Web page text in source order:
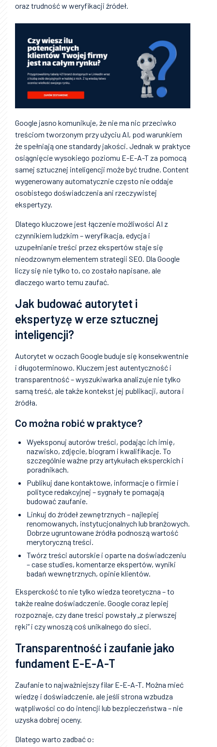
oraz trudność w weryfikacji źródeł.
Google jasno komunikuje, że nie ma nic przeciwko
treściom tworzonym przy użyciu AI, pod warunkiem
że spełniają one standardy jakości. Jednak w praktyce
osiągnięcie wysokiego poziomu E-E-A-T za pomocą
samej sztucznej inteligencji może być trudne. Content
wygenerowany automatycznie często nie oddaje
osobistego doświadczenia ani rzeczywistej
ekspertyzy.
Dlatego kluczowe jest łączenie możliwości AI z
czynnikiem ludzkim – weryfikacja, edycja i
uzupełnianie treści przez ekspertów staje się
nieodzownym elementem strategii SEO. Dla Google
liczy się nie tylko to, co zostało napisane, ale
dlaczego warto temu zaufać.
Jak budować autorytet i
ekspertyzę w erze sztucznej
inteligencji?
Autorytet w oczach Google buduje się konsekwentnie
i długoterminowo. Kluczem jest autentyczność i
transparentność – wyszukiwarka analizuje nie tylko
samą treść, ale także kontekst jej publikacji, autora i
źródła.
Co można robić w praktyce?
Wyeksponuj autorów treści, podając ich imię,
nazwisko, zdjęcie, biogram i kwalifikacje. To
szczególnie ważne przy artykułach eksperckich i
poradnikach.
Publikuj dane kontaktowe, informacje o firmie i
polityce redakcyjnej – sygnały te pomagają
budować zaufanie.
Linkuj do źródeł zewnętrznych – najlepiej
renomowanych, instytucjonalnych lub branżowych.
Dobrze ugruntowane źródła podnoszą wartość
merytoryczną treści.
Twórz treści autorskie i oparte na doświadczeniu
– case studies, komentarze ekspertów, wyniki
badań wewnętrznych, opinie klientów.
Eksperckość to nie tylko wiedza teoretyczna – to
także realne doświadczenie. Google coraz lepiej
rozpoznaje, czy dane treści powstały „z pierwszej
ręki” i czy wnoszą coś unikalnego do sieci.
Transparentność i zaufanie jako
fundament E-E-A-T
Zaufanie to najważniejszy filar E-E-A-T. Można mieć
wiedzę i doświadczenie, ale jeśli strona wzbudza
wątpliwości co do intencji lub bezpieczeństwa – nie
uzyska dobrej oceny.
Dlatego warto zadbać o: